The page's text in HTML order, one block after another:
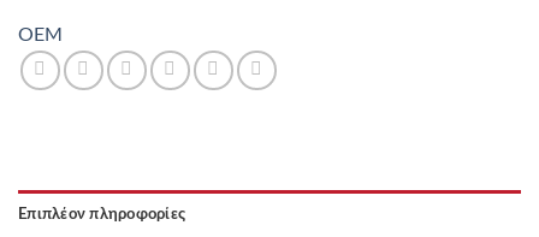
OEM
Επιπλέον πληροφορίες